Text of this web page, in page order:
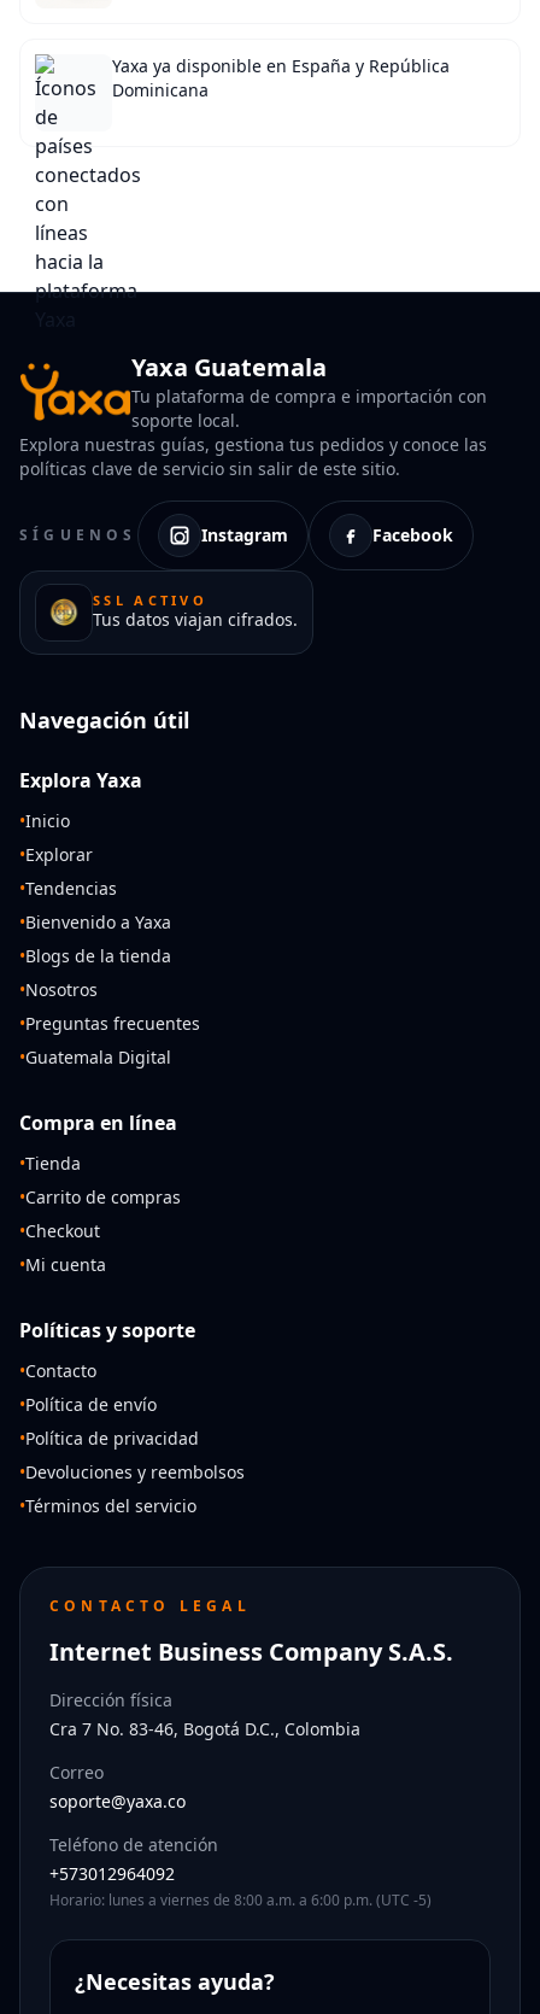
Yaxa ya disponible en España y República
Dominicana
Yaxa Guatemala
Tu plataforma de compra e importación con
soporte local.
Explora nuestras guías, gestiona tus pedidos y conoce las
políticas clave de servicio sin salir de este sitio.
SÍGUENOS Instagram Facebook
SSL ACTIVO
Tus datos viajan cifrados.
Navegación útil
Explora Yaxa
•Inicio
•Explorar
•Tendencias
•Bienvenido a Yaxa
•Blogs de la tienda
•Nosotros
•Preguntas frecuentes
•Guatemala Digital
Compra en línea
•Tienda
•Carrito de compras
•Checkout
•Mi cuenta
Políticas y soporte
•Contacto
•Política de envío
•Política de privacidad
•Devoluciones y reembolsos
•Términos del servicio
CONTACTO LEGAL
Internet Business Company S.A.S.
Dirección física
Cra 7 No. 83-46, Bogotá D.C., Colombia
Correo
soporte@yaxa.co
Teléfono de atención
+573012964092
Horario: lunes a viernes de 8:00 a.m. a 6:00 p.m. (UTC -5)
¿Necesitas ayuda?